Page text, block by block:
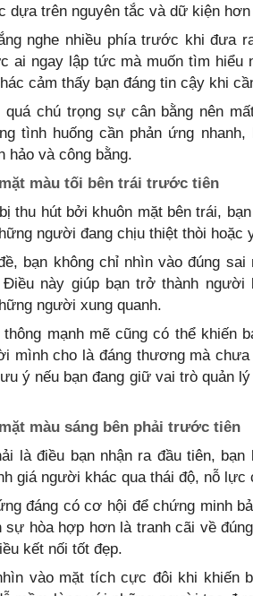
dựa trên nguyên tắc và dữ kiện
nghe nhiều phía trước khi đưa
ai ngay lập tức mà muốn tìm hiểu
cảm thấy bạn đáng tin cậy khi
quá chú trọng sự cân bằng nên
tình huống cần phản ứng
hảo và công bằng.
màu tối bên trái trước tiên
thu hút bởi khuôn mặt bên trái,
người đang chịu thiệt thòi hoặc
bạn không chỉ nhìn vào đúng sai
này giúp bạn trở thành người
người xung quanh.
mạnh mẽ cũng có thể khiến
mình cho là đáng thương mà
ý nếu bạn đang giữ vai trò quản
màu sáng bên phải trước tiên
là điều bạn nhận ra đầu tiên,
giá người khác qua thái độ, nỗ lực
đáng có cơ hội để chứng minh
hòa hợp hơn là tranh cãi về
kết nối tốt đẹp.
vào mặt tích cực đôi khi khiến